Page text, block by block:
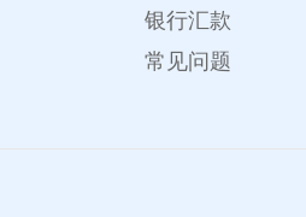
银行汇款
常见问题